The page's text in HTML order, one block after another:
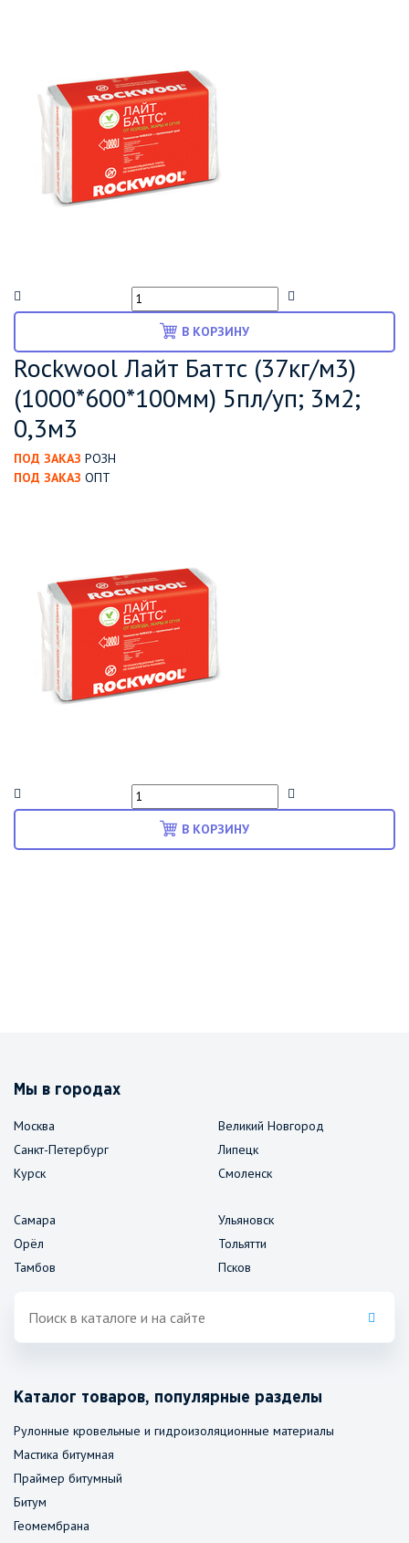
В КОРЗИНУ
Rockwool Лайт Баттс (37кг/м3)
(1000*600*100мм) 5пл/уп; 3м2;
0,3м3
ПОД ЗАКАЗ РОЗН
ПОД ЗАКАЗ ОПТ
В КОРЗИНУ
Мы в городах
Москва
Санкт-Петербург
Курск
Великий Новгород
Липецк
Смоленск
Самара
Орёл
Тамбов
Ульяновск
Тольятти
Псков
Каталог товаров, популярные разделы
Рулонные кровельные и гидроизоляционные материалы
Мастика битумная
Праймер битумный
Битум
Геомембрана